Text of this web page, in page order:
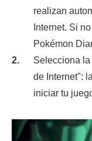
realizan
Internet. Si
Pokémon
Selecciona
de Internet":
iniciar tu